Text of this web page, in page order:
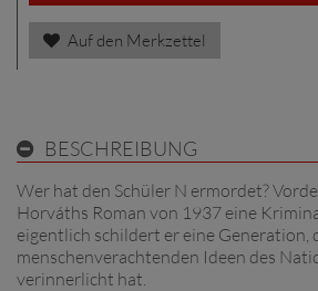
Auf den Merkzettel
BESCHREIBUNG
Wer hat den Schüler N ermordet?
Horváths Roman von 1937 eine
eigentlich schildert er eine Generation,
menschenverachtenden Ideen des
verinnerlicht hat.